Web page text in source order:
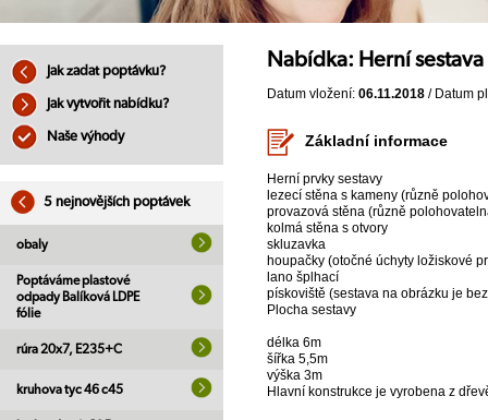
Jak zadat poptávku?
Jak vytvořit nabídku?
Naše výhody
5 nejnovějších poptávek
obaly
Poptáváme plastové
odpady Balíková LDPE
fólie
rúra 20x7, E235+C
kruhova tyc 46 c45
Nabídka: Herní sestava
Datum vložení: 06.11.2018 / Datum
Základní informace
Herní prvky sestavy
lezecí stěna s kameny (různě
provazová stěna (různě
kolmá stěna s otvory
skluzavka
houpačky (otočné úchyty ložiskové
lano šplhací
pískoviště (sestava na obrázku je
Plocha sestavy
délka 6m
šířka 5,5m
výška 3m
Hlavní konstrukce je vyrobena z